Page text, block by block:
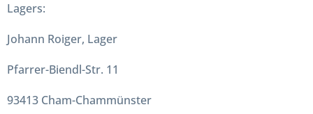
Lagers:
Johann Roiger, Lager
Pfarrer-Biendl-Str. 11
93413 Cham-Chammünster